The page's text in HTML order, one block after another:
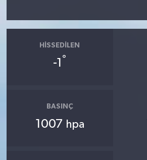
HISSEDILEN
-1 °
BASINÇ
1007 hpa